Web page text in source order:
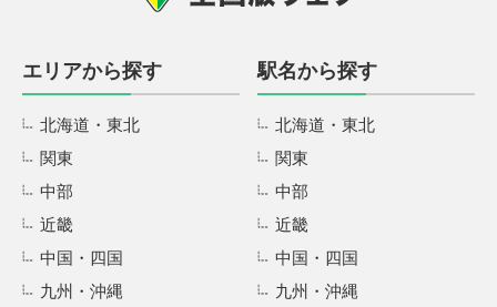
エリアから探す
北海道・東北
関東
中部
近畿
中国・四国
九州・沖縄
駅名から探す
北海道・東北
関東
中部
近畿
中国・四国
九州・沖縄